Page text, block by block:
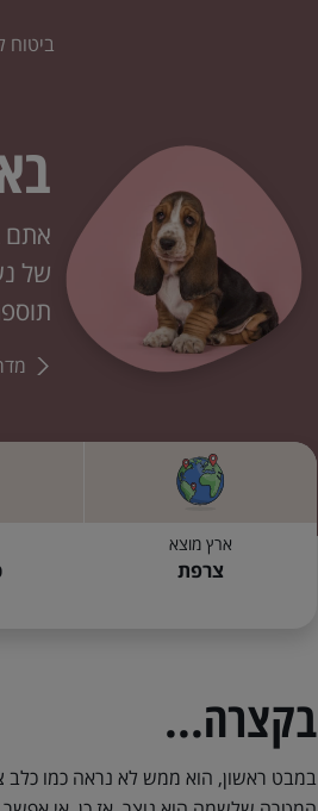
ביטוח
אתם
של
ארץ מוצא
צרפת
בקצרה...
במבט ראשון, הוא ממש לא נראה כמו כלב